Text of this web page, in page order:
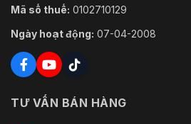
Mã số thuế: 0102710129
Ngày hoạt động: 07-04-2008
TƯ VẤN BÁN HÀNG